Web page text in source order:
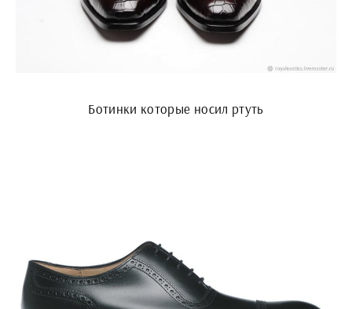
Ботинки которые носил ртуть